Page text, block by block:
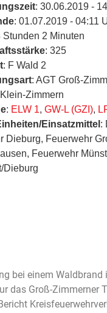
: 30.06.2019 -
: 01.07.2019 - 04:11
Stunden 2 Minuten
: 325
: F Wald 2
: AGT Groß-
Zimmern
: ELW 1, GW-L (GZI),
Einsatzmittel :
Dieburg, Feuerwehr
Feuerwehr
Dieburg
bei einem
das Groß-Zimmerner